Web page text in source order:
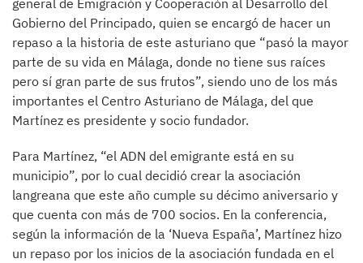
general de Emigración y Cooperación al Desarrollo del
Gobierno del Principado, quien se encargó de hacer un
repaso a la historia de este asturiano que “pasó la mayor
parte de su vida en Málaga, donde no tiene sus raíces
pero sí gran parte de sus frutos”, siendo uno de los más
importantes el Centro Asturiano de Málaga, del que
Martínez es presidente y socio fundador.
Para Martínez, “el ADN del emigrante está en su
municipio”, por lo cual decidió crear la asociación
langreana que este año cumple su décimo aniversario y
que cuenta con más de 700 socios. En la conferencia,
según la información de la ‘Nueva España’, Martínez hizo
un repaso por los inicios de la asociación fundada en el